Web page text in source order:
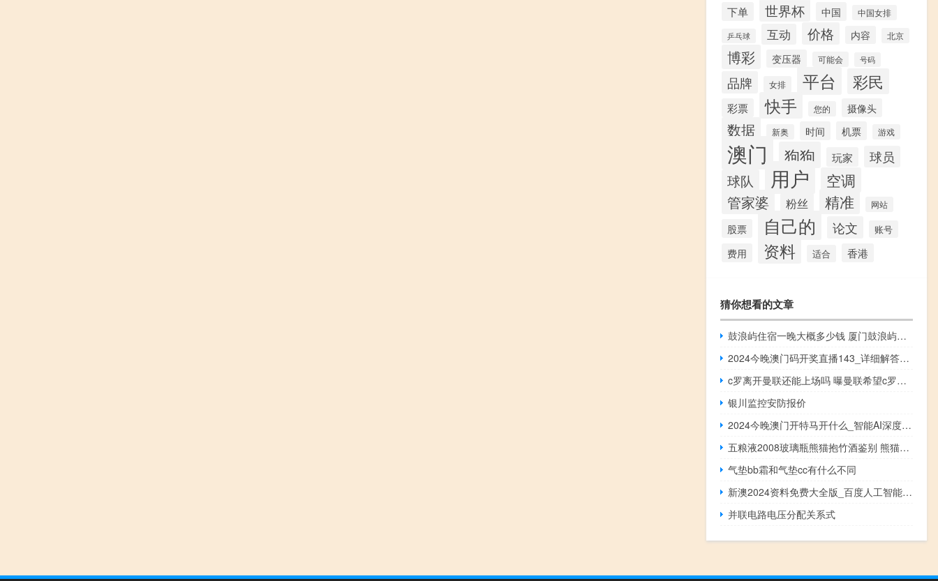
下单 世界杯 中国 中国女排
乒乓球 互动 价格 内容 北京
博彩 变压器 可能会 号码
品牌 女排 平台 彩民
彩票 快手 您的 摄像头
数据 新奥 时间 机票 游戏
澳门 狗狗 玩家 球员
球队 用户 空调
管家婆 粉丝 精准 网站
股票 自己的 论文 账号
费用 资料 适合 香港
猜你想看的文章
鼓浪屿住宿一晚大概多少钱 厦门鼓浪屿住宿团购
2024今晚澳门码开奖直播143_详细解答解释落实_实用版700.821
c罗离开曼联还能上场吗 曝曼联希望c罗冬窗离队
银川监控安防报价
2024今晚澳门开特马开什么_智能AI深度解析_好看视频版v32.26.52
五粮液2008玻璃瓶熊猫抱竹酒鉴别 熊猫抱竹五粮液出口酒
气垫bb霜和气垫cc有什么不同
新澳2024资料免费大全版_百度人工智能_安卓版636.64.955
并联电路电压分配关系式